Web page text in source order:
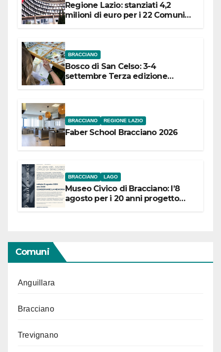
Regione Lazio: stanziati 4,2
milioni di euro per i 22 Comuni
BRACCIANO
Bosco di San Celso: 3-4
settembre Terza edizione
BRACCIANO REGIONE LAZIO
Faber School Bracciano 2026
BRACCIANO LAGO
Museo Civico di Bracciano: l’8
agosto per i 20 anni progetto
Comuni
Anguillara
Bracciano
Trevignano